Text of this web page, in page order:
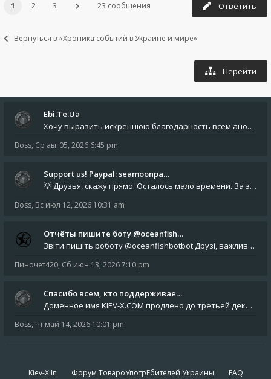
1 2 3 23 сообщения Ответить
Вернуться в «Хроника событий в Украине и мире»
Перейти
Ebi.Te.Ua
Хочу выразить искреннюю благодарность всем анонимным пользователям, которые поддержали наше сообщество финансово. Благод
Boss, Ср авг 05, 2026 6:45 pm
Support us! Paypal: seamoonpa…
💡 Друзья, скажу прямо. Осталось мало времени. За это время нам нужно закрыть последние обязательные расходы: около 500
Boss, Вс июл 12, 2026 10:31 am
Отчёты пишите боту @oceanfish…
Звіти пишіть роботу @oceanfishbotbot Друзі, важливе повідомлення для учасників форума. Основне звернення опублікован
Пиночет420, Сб июн 13, 2026 7:10 pm
Спасибо всем, кто поддерживае…
Доменное имя KIEV-X.COM продлено до третьей декады августа 2027 года! Спасибо всем анонимным пользователям, которые по
Boss, Чт май 14, 2026 10:01 pm
Kiev-X.In Форум ТовароУпотрЕбителей Украины FAQ